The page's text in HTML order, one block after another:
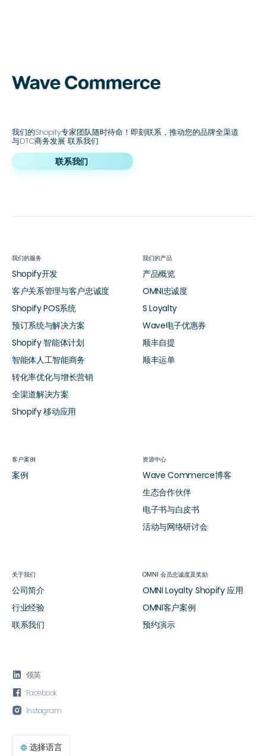
我们的Shopify专家团队随时待命！即刻联系，推动您的品牌全渠道
与DTC商务发展 联系我们
联系我们
 领英
 Facebook
 Instagram
 选择语言
我们的服务
Shopify开发
客户关系管理与客户忠诚度
Shopify POS系统
预订系统与解决方案
Shopify 智能体计划
智能体人工智能商务
转化率优化与增长营销
全渠道解决方案
Shopify 移动应用
我们的产品
产品概览
OMNI忠诚度
S Loyalty
Wave电子优惠券
顺丰自提
顺丰运单
客户案例
案例
资源中心
Wave Commerce博客
生态合作伙伴
电子书与白皮书
活动与网络研讨会
关于我们
公司简介
行业经验
联系我们
OMNI 会员忠诚度及奖励
OMNI Loyalty Shopify 应用
OMNI客户案例
预约演示